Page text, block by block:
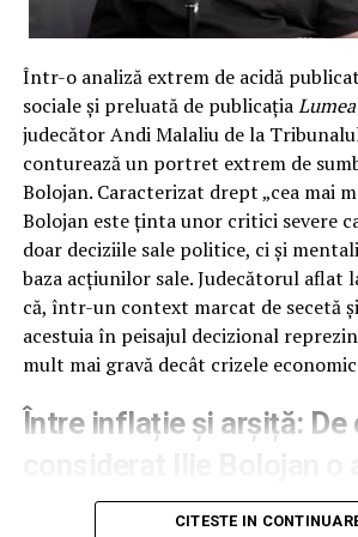
planul lor s-a izbit frontal de realitatea
Sesizați de victimă, care a avut
necesară într-un moment critic,
trecut la treabă. Nu cu vorbe, ci cu
instantaneu mecanismul infracțional
„scena” pentru actul final: flagrantul.
În momentul în care escrocii au întins
nerușinare după plicul ce conținea cei
„curierii” au primit o surpriză pe care
curând. În loc de bancnote foșnitoare,
imobilizat fulgerător, iar cercetările nu
simplii pioni; a fost identificat rapid și
fel de șubredă ca și moralitatea lor.
Într-o analiză extrem de acidă
sociale și preluată de publicația
judecător Andi Malaliu de la
conturează un portret extrem de
Bolojan. Caracterizat drept „cea mai
Bolojan este ținta unor critici severe
doar deciziile sale politice, ci și
baza acțiunilor sale. Judecătorul aflat
că, într-un context marcat de secetă
acestuia în peisajul decizional
mult mai gravă decât crizele
Între inflație și arșiță: De
mai mare decât criza
CITESTE IN